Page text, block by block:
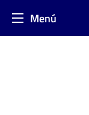
Menú